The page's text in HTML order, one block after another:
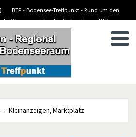
BTP - Bodensee-Treffpunkt - Rund um den
Wassersport-kaufen/verkaufen
BTP -
BTP - Kleinanzeigen
Kleinanzeigen, Marktplatz